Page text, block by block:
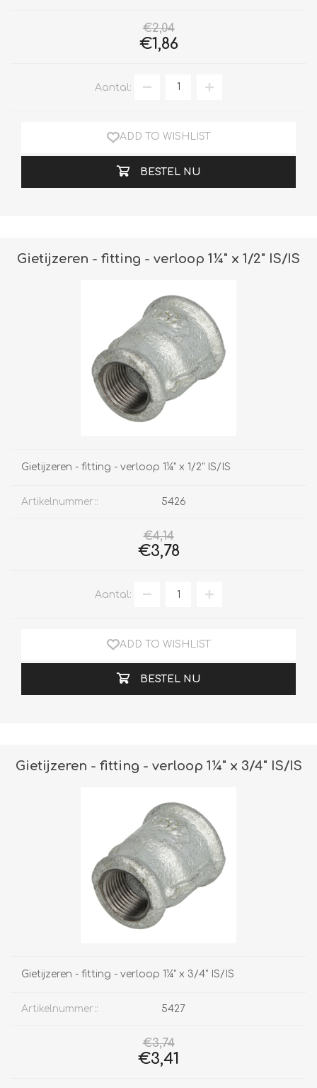
€2,04
€1,86
Aantal:
ADD TO WISHLIST
BESTEL NU
Gietijzeren - fitting - verloop 1¼" x 1/2" IS/IS
Gietijzeren - fitting - verloop 1¼" x 1/2" IS/IS
Artikelnummer:: 5426
€4,14
€3,78
Aantal:
ADD TO WISHLIST
BESTEL NU
Gietijzeren - fitting - verloop 1¼" x 3/4" IS/IS
Gietijzeren - fitting - verloop 1¼" x 3/4" IS/IS
Artikelnummer:: 5427
€3,74
€3,41